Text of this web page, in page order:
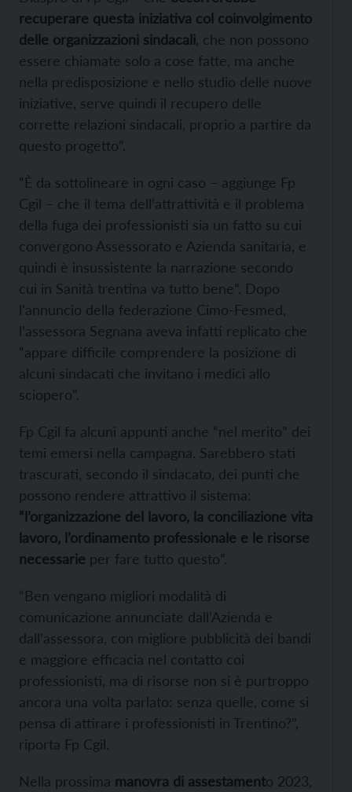
recuperare questa iniziativa col coinvolgimento
delle organizzazioni sindacali , che non possono
essere chiamate solo a cose fatte, ma anche
nella predisposizione e nello studio delle nuove
iniziative, serve quindi il recupero delle
corrette relazioni sindacali, proprio a partire da
questo progetto”.
“È da sottolineare in ogni caso – aggiunge Fp
Cgil – che il tema dell’attrattività e il problema
della fuga dei professionisti sia un fatto su cui
convergono Assessorato e Azienda sanitaria, e
quindi è insussistente la narrazione secondo
cui in Sanità trentina va tutto bene”. Dopo
l’annuncio della federazione Cimo-Fesmed,
l’assessora Segnana aveva infatti replicato che
“appare difficile comprendere la posizione di
alcuni sindacati che invitano i medici allo
sciopero”.
Fp Cgil fa alcuni appunti anche “nel merito” dei
temi emersi nella campagna. Sarebbero stati
trascurati, secondo il sindacato, dei punti che
possono rendere attrattivo il sistema:
“l’organizzazione del lavoro, la conciliazione vita
lavoro, l’ordinamento professionale e le risorse
necessarie per fare tutto questo”.
“Ben vengano migliori modalità di
comunicazione annunciate dall’Azienda e
dall’assessora, con migliore pubblicità dei bandi
e maggiore efficacia nel contatto coi
professionisti, ma di risorse non si è purtroppo
ancora una volta parlato: senza quelle, come si
pensa di attirare i professionisti in Trentino?”,
riporta Fp Cgil.
Nella prossima manovra di assestamento 2023,